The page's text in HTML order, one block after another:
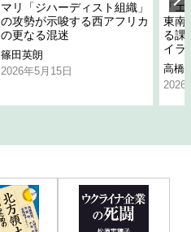
マリ「ジハーディスト組織」
の攻勢が示唆する西アフリカ
の更なる混迷
篠田英朗
2026年5月15日
「
東南
る課
イラ
高橋
2026